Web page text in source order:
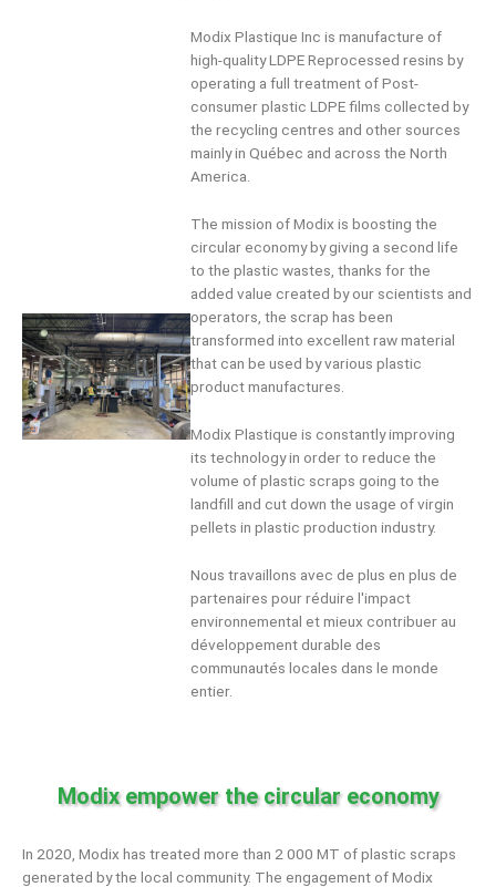
Modix Plastique Inc is manufacture of
high-quality LDPE Reprocessed resins by
operating a full treatment of Post-
consumer plastic LDPE films collected by
the recycling centres and other sources
mainly in Québec and across the North
America.
The mission of Modix is boosting the
circular economy by giving a second life
to the plastic wastes, thanks for the
added value created by our scientists and
operators, the scrap has been
transformed into excellent raw material
that can be used by various plastic
product manufactures.
Modix Plastique is constantly improving
its technology in order to reduce the
volume of plastic scraps going to the
landfill and cut down the usage of virgin
pellets in plastic production industry.
Nous travaillons avec de plus en plus de
partenaires pour réduire l'impact
environnemental et mieux contribuer au
développement durable des
communautés locales dans le monde
entier.
Modix empower the circular economy
In 2020, Modix has treated more than 2 000 MT of plastic scraps
generated by the local community. The engagement of Modix